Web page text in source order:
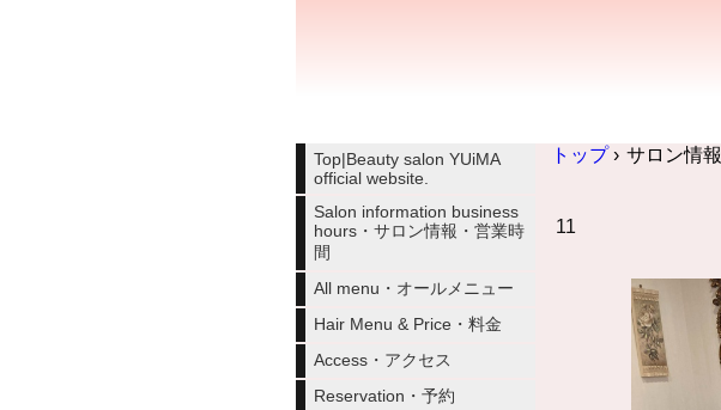
トップ› サロン情報
11
Top|Beauty salon YUiMA
official website.
Salon information business
hours・サロン情報・営業時
間
All menu・オールメニュー
Hair Menu & Price・料金
Access・アクセス
Reservation・予約